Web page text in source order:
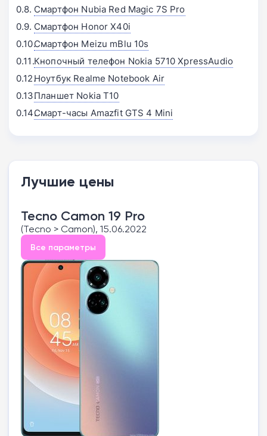
Смартфон Nubia Red Magic 7S Pro
Смартфон Honor X40i
Смартфон Meizu mBlu 10s
Кнопочный телефон Nokia 5710 XpressAudio
Ноутбук Realme Notebook Air
Планшет Nokia T10
Смарт-часы Amazfit GTS 4 Mini
Лучшие цены
Tecno Camon 19 Pro
(Tecno > Camon), 15.06.2022
Все параметры